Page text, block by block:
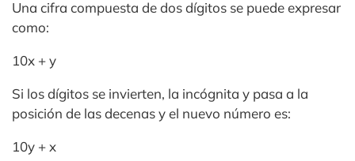
Una cifra compuesta de dos dígitos se puede expresar
como:
10x + y
Si los dígitos se invierten, la incógnita y pasa a la
posición de las decenas y el nuevo número es:
10y + x